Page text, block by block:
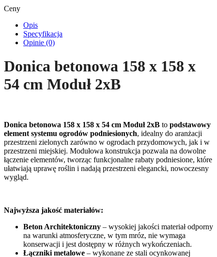
Ceny
Opis
Specyfikacja
Opinie (0)
Donica betonowa 158 x 158 x
54 cm Moduł 2xB
Donica betonowa 158 x 158 x 54 cm Moduł 2xB to podstawowy
element systemu ogrodów podniesionych, idealny do aranżacji
przestrzeni zielonych zarówno w ogrodach przydomowych, jak i w
przestrzeni miejskiej. Modułowa konstrukcja pozwala na dowolne
łączenie elementów, tworząc funkcjonalne rabaty podniesione, które
ułatwiają uprawę roślin i nadają przestrzeni elegancki, nowoczesny
wygląd.
Najwyższa jakość materiałów:
Beton Architektoniczny – wysokiej jakości materiał odporny
na warunki atmosferyczne, w tym mróz, nie wymaga
konserwacji i jest dostępny w różnych wykończeniach.
Łączniki metalowe – wykonane ze stali ocynkowanej